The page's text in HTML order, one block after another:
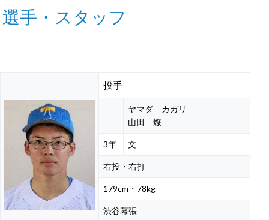
選手・スタッフ
投手
ヤマダ カガリ
山田 燎
3年 文
右投・右打
179cm・78kg
渋谷幕張